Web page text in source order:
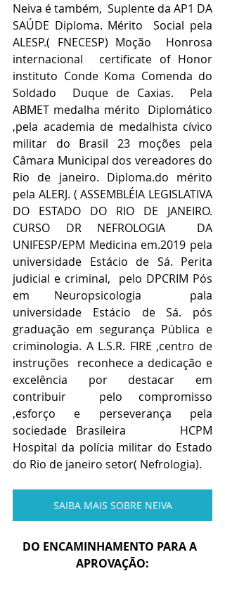
Neiva é também, Suplente da AP1 DA
SAÚDE Diploma. Mérito  Social pela
ALESP.( FNECESP) Moção  Honrosa
internacional  certificate of Honor
instituto Conde Koma Comenda do
Soldado  Duque de Caxias.  Pela
ABMET medalha mérito  Diplomático
,pela academia de medalhista cívico
militar do Brasil 23 moções pela
Câmara Municipal dos vereadores do
Rio de janeiro. Diploma.do mérito
pela ALERJ. ( ASSEMBLÉIA LEGISLATIVA
DO ESTADO DO RIO DE JANEIRO.
CURSO DR NEFROLOGIA  DA
UNIFESP/EPM Medicina em.2019 pela
universidade Estácio de Sá. Perita
judicial e criminal,  pelo DPCRIM Pós
em Neuropsicologia  pala
universidade Estácio de Sá. pós
graduação em segurança Pública e
criminologia. A L.S.R. FIRE ,centro de
instruções  reconhece a dedicação e
excelência por destacar em
contribuir  pelo compromisso
,esforço e perseverança pela
sociedade Brasileira      HCPM
Hospital da polícia militar do Estado
do Rio de janeiro setor( Nefrologia).
SAIBA MAIS SOBRE NEIVA
DO ENCAMINHAMENTO PARA A
APROVAÇÃO: